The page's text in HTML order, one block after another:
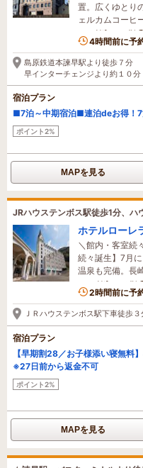
置。広くゆとり
ェルカムコーヒ
1名がこの宿
4時間前に予
島原鉄道本諫早駅より徒歩７分
早インターチェンジより約１０分
宿泊プラン
■7泊～中期宿泊■連泊deお得！7
ポイント2%
MAPを見る
JRハウステンボス駅徒歩1分、ハ
ホテルローレ
＼館内・客室続
続々誕生】7月
温泉も完備。長
2名がこの宿
2時間前に予
ＪＲハウステンボス駅下車徒歩
宿泊プラン
【早期割28／お子様添い寝無料
※27日前から返金不可
ポイント2%
MAPを見る